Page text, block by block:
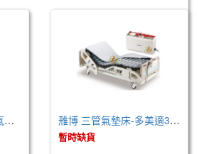
雃博 ROHO 羅荷浮動氣墊座-輪椅座墊(美國製) 雃博 三管氣墊床-多美適3Q (未滅菌)
暫時缺貨